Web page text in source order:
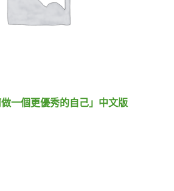
一個更優秀的自己」中文版